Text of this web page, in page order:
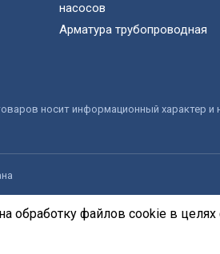
насосов
Арматура трубопроводная
носит информационный характер и
обработку файлов cookie в